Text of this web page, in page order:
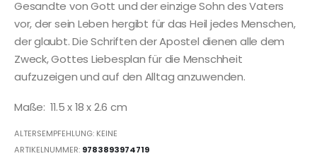
Gesandte von Gott und der einzige Sohn des Vaters
vor, der sein Leben hergibt für das Heil jedes Menschen,
der glaubt. Die Schriften der Apostel dienen alle dem
Zweck, Gottes Liebesplan für die Menschheit
aufzuzeigen und auf den Alltag anzuwenden.
Maße:11.5 x 18 x 2.6 cm
ALTERSEMPFEHLUNG: KEINE
ARTIKELNUMMER: 9783893974719